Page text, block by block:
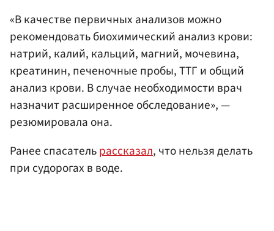
«В качестве первичных анализов можно
рекомендовать биохимический анализ крови:
натрий, калий, кальций, магний, мочевина,
креатинин, печеночные пробы, ТТГ и общий
анализ крови. В случае необходимости врач
назначит расширенное обследование», —
резюмировала она.
Ранее спасательрассказал, что нельзя делать
при судорогах в воде.